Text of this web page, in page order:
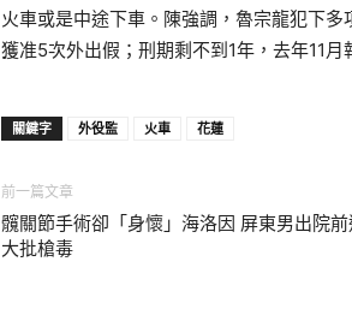
火車或是中途下車。陳強調，魯宗龍犯下
獲准5次外出假；刑期剩不到1年，去年11月
關鍵字 外役監 火車 花蓮
前一篇文章
髖關節手術卻「身懷」海洛因 屏東男出院
大批槍毒